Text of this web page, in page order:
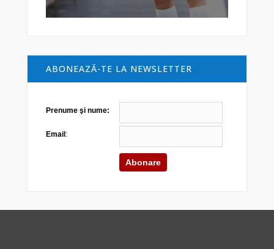
ABONEAZĂ-TE LA NEWSLETTER
Prenume şi nume:
Email :